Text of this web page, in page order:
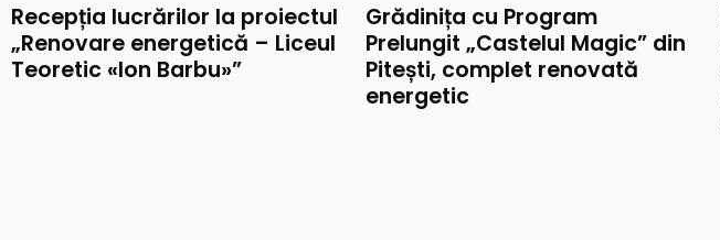
Recepția lucrărilor la proiectul
„Renovare energetică – Liceul
Teoretic «Ion Barbu»”
Grădinița cu Program
Prelungit „Castelul Magic” din
Pitești, complet renovată
energetic